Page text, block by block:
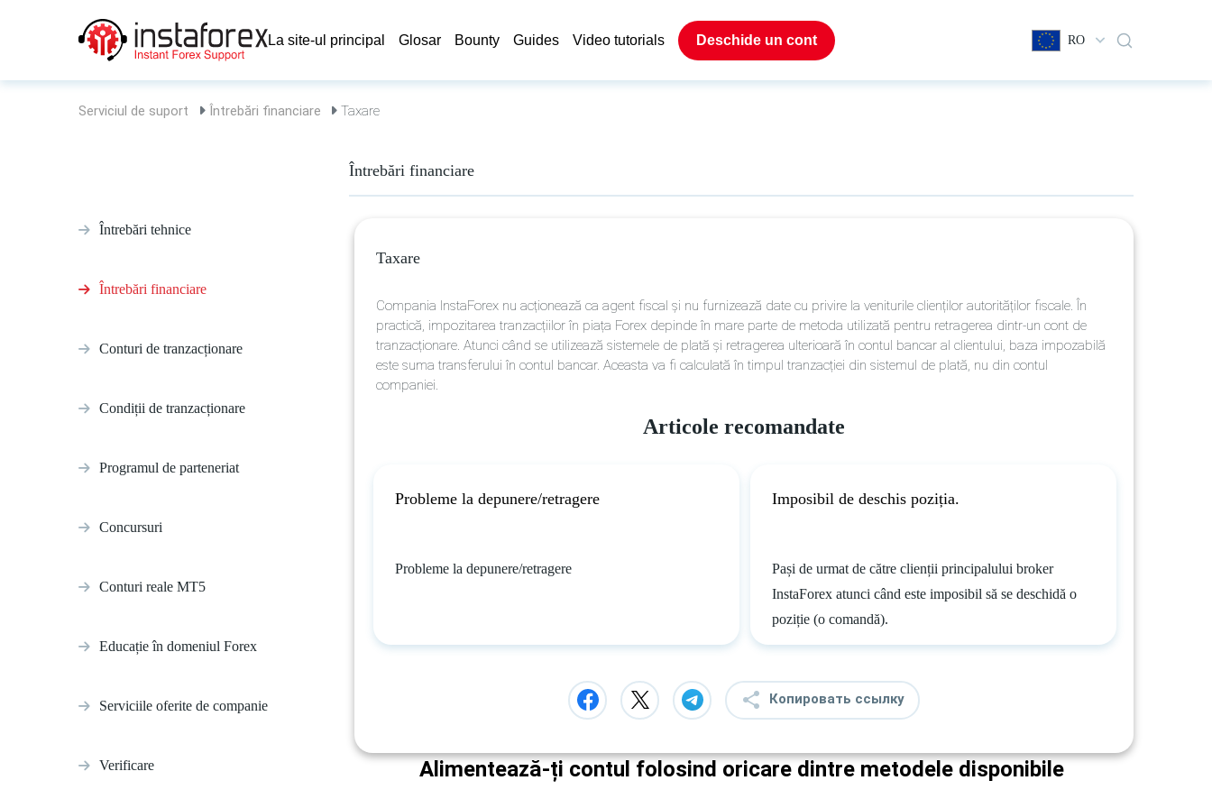
La site-ul principal Glosar Bounty Guides Video tutorials Deschide un cont RO
Serviciul de suport Întrebări financiare Taxare
Întrebări tehnice
Întrebări financiare
Conturi de tranzacționare
Condiții de tranzacționare
Programul de parteneriat
Concursuri
Conturi reale MT5
Educație în domeniul Forex
Serviciile oferite de companie
Verificare
Întrebări financiare
Taxare
Compania InstaForex nu acționează ca agent fiscal și nu furnizează date cu privire la veniturile clienților autorităților fiscale. În
practică, impozitarea tranzacțiilor în piața Forex depinde în mare parte de metoda utilizată pentru retragerea dintr-un cont de
tranzacționare. Atunci când se utilizează sistemele de plată și retragerea ulterioară în contul bancar al clientului, baza impozabilă
este suma transferului în contul bancar. Aceasta va fi calculată în timpul tranzacției din sistemul de plată, nu din contul
companiei.
Articole recomandate
Probleme la depunere/retragere
Probleme la depunere/retragere
Imposibil de deschis poziția.
Pași de urmat de către clienții principalului broker
InstaForex atunci când este imposibil să se deschidă o
poziție (o comandă).
Копировать ссылку
Alimentează-ți contul folosind oricare dintre metodele disponibile